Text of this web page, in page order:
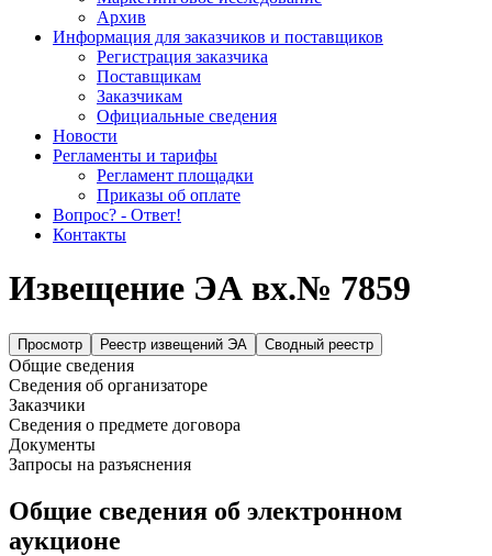
Архив
Информация для заказчиков и поставщиков
Регистрация заказчика
Поставщикам
Заказчикам
Официальные сведения
Новости
Регламенты и тарифы
Регламент площадки
Приказы об оплате
Вопрос? - Ответ!
Контакты
Извещение ЭА вх.№ 7859
Просмотр Реестр извещений ЭА Сводный реестр
Общие сведения
Сведения об организаторе
Заказчики
Сведения о предмете договора
Документы
Запросы на разъяснения
Общие сведения об электронном
аукционе